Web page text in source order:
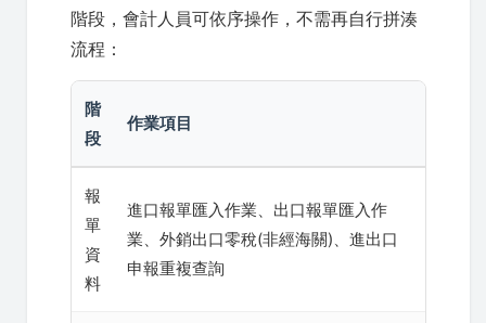
階段，會計人員可依序操作，不需再自行拼湊
流程：
階
段
作業項目
報
單
資
料
進口報單匯入作業、出口報單匯入作
業、外銷出口零稅(非經海關)、進出口
申報重複查詢